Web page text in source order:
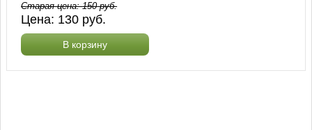
Старая цена:150руб.
Цена: 130 руб.
В корзину